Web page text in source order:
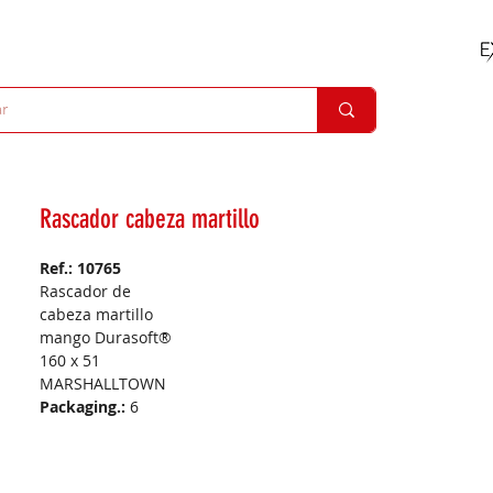
Rascador cabeza martillo
Ref.: 10765
Rascador de
cabeza martillo
mango Durasoft®
160 x 51
MARSHALLTOWN
Packaging.: 6